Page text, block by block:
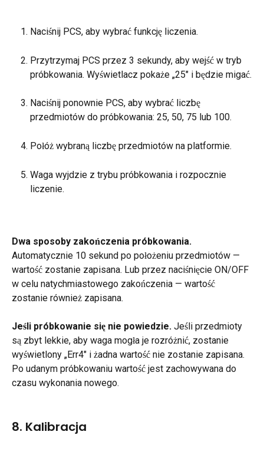
Naciśnij PCS, aby wybrać funkcję liczenia.
Przytrzymaj PCS przez 3 sekundy, aby wejść w tryb
próbkowania. Wyświetlacz pokaże „25" i będzie migać.
Naciśnij ponownie PCS, aby wybrać liczbę
przedmiotów do próbkowania: 25, 50, 75 lub 100.
Połóż wybraną liczbę przedmiotów na platformie.
Waga wyjdzie z trybu próbkowania i rozpocznie
liczenie.
Dwa sposoby zakończenia próbkowania.
Automatycznie 10 sekund po położeniu przedmiotów —
wartość zostanie zapisana. Lub przez naciśnięcie ON/OFF
w celu natychmiastowego zakończenia — wartość
zostanie również zapisana.
Jeśli próbkowanie się nie powiedzie. Jeśli przedmioty
są zbyt lekkie, aby waga mogła je rozróżnić, zostanie
wyświetlony „Err4" i żadna wartość nie zostanie zapisana.
Po udanym próbkowaniu wartość jest zachowywana do
czasu wykonania nowego.
8. Kalibracja